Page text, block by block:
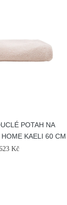
POTAH NA
KAELI 60 CM
Kč